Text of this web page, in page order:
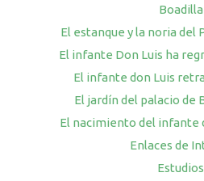
Boadilla
El estanque y la noria del
El infante Don Luis ha
El infante don Luis
El jardín del palacio de
El nacimiento del infante
Enlaces de
Estudios